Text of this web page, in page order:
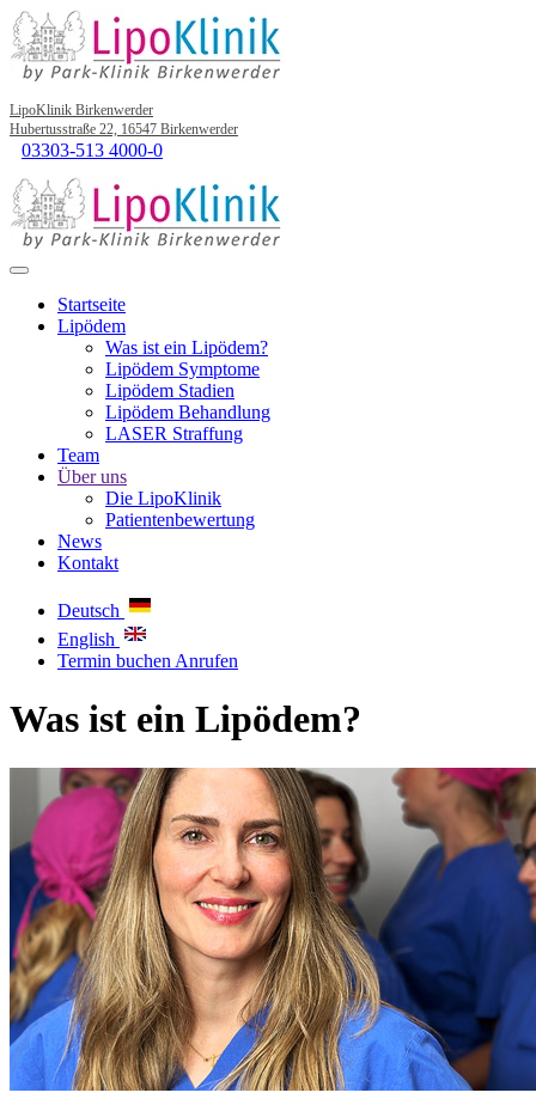
LipoKlinik Birkenwerder
Hubertusstraße 22, 16547 Birkenwerder
03303-513 4000-0
Startseite
Lipödem
Was ist ein Lipödem?
Lipödem Symptome
Lipödem Stadien
Lipödem Behandlung
LASER Straffung
Team
Über uns
Die LipoKlinik
Patientenbewertung
News
Kontakt
Deutsch
English
Termin buchen Anrufen
Was ist ein Lipödem?